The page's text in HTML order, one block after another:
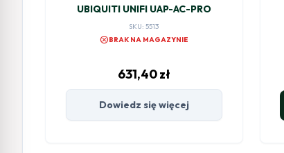
UBIQUITI UNIFI UAP-AC-PRO
SKU: 5513
cancelBRAK NA MAGAZYNIE
631,40zł
Dowiedz się więcej